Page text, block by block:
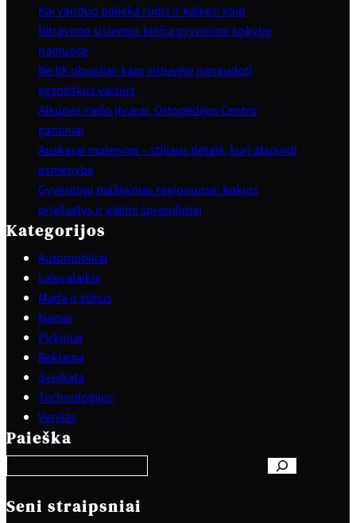
Kai vanduo palieka rūdis ir kalkes: kaip
filtravimo sistemos keičia gyvenimo kokybę
namuose
Ne tik obuoliai: kaip virtuvėje panaudoti
egzotiškus vaisius
Alkūnės-riešo įtvarai. Ortopedijos Centro
gaminiai
Auskarai moterims – stiliaus detalė, kuri atspindi
asmenybę
Gyventojų mažėjimas regionuose: kokios
priežastys ir galimi sprendimai
Kategorijos
Automobiliai
Laisvalaikis
Mada ir stilius
Namai
Pirkiniai
Reklama
Sveikata
Technologijos
Verslas
Paieška
e
a
c
h
Seni straipsniai